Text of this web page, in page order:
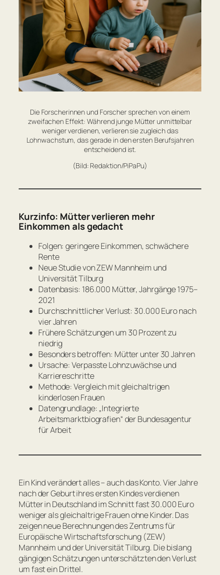
Die Forscherinnen und Forscher sprechen von einem
zweifachen Effekt: Während junge Mütter unmittelbar
weniger verdienen, verlieren sie zugleich das
Lohnwachstum, das gerade in den ersten Berufsjahren
entscheidend ist.
(Bild: Redaktion/PiPaPu)
Kurzinfo: Mütter verlieren mehr
Einkommen als gedacht
Folgen: geringere Einkommen, schwächere
Rente
Neue Studie von ZEW Mannheim und
Universität Tilburg
Datenbasis: 186.000 Mütter, Jahrgänge 1975–
2021
Durchschnittlicher Verlust: 30.000 Euro nach
vier Jahren
Frühere Schätzungen um 30 Prozent zu
niedrig
Besonders betroffen: Mütter unter 30 Jahren
Ursache: Verpasste Lohnzuwächse und
Karriereschritte
Methode: Vergleich mit gleichaltrigen
kinderlosen Frauen
Datengrundlage: „Integrierte
Arbeitsmarktbiografien“ der Bundesagentur
für Arbeit
Ein Kind verändert alles – auch das Konto. Vier Jahre
nach der Geburt ihres ersten Kindes verdienen
Mütter in Deutschland im Schnitt fast 30.000 Euro
weniger als gleichaltrige Frauen ohne Kinder. Das
zeigen neue Berechnungen des Zentrums für
Europäische Wirtschaftsforschung (ZEW)
Mannheim und der Universität Tilburg. Die bislang
gängigen Schätzungen unterschätzten den Verlust
um fast ein Drittel.